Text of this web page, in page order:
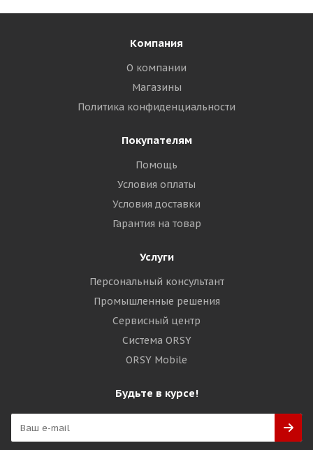
Компания
О компании
Магазины
Политика конфиденциальности
Покупателям
Помощь
Условия оплаты
Условия доставки
Гарантия на товар
Услуги
Персональный консультант
Промышленные решения
Сервисный центр
Система ORSY
ORSY Mobile
Будьте в курсе!